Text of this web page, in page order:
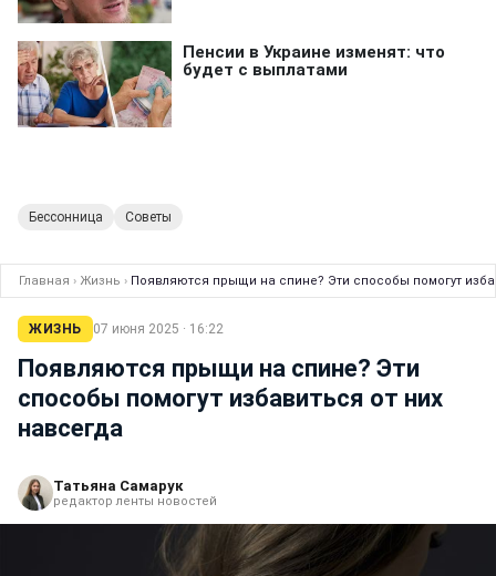
Бессонница Советы
Главная › Жизнь › Появляются прыщи на спине? Эти способы помогут
ЖИЗНЬ 07 июня 2025 · 16:22
Появляются прыщи на спине? Эти
способы помогут избавиться от них
навсегда
Татьяна Самарук
редактор ленты новостей